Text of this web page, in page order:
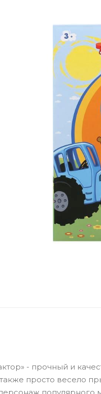
- прочный и
просто весело